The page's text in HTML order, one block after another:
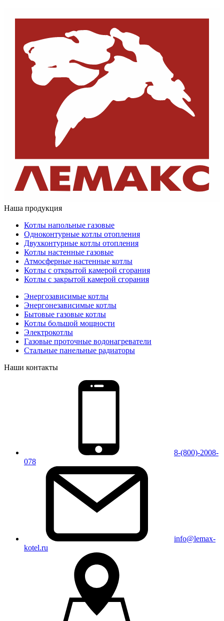
Наша продукция
Котлы напольные газовые
Одноконтурные котлы отопления
Двухконтурные котлы отопления
Котлы настенные газовые
Атмосферные настенные котлы
Котлы с открытой камерой сгорания
Котлы с закрытой камерой сгорания
Энергозависимые котлы
Энергонезависимые котлы
Бытовые газовые котлы
Котлы большой мощности
Электрокотлы
Газовые проточные водонагреватели
Стальные панельные радиаторы
Наши контакты
8-(800)-2008-
078
info@lemax-
kotel.ru